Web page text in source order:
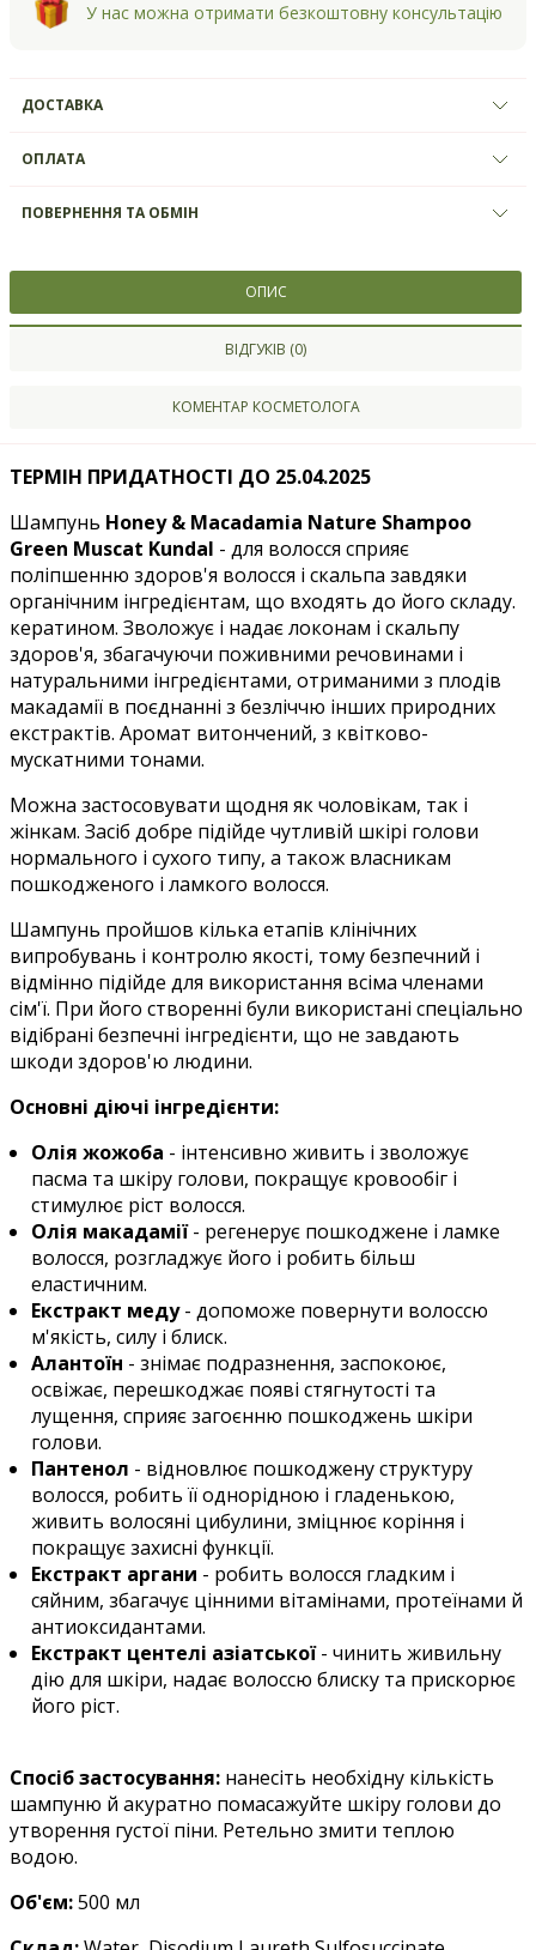
У нас можна отримати безкоштовну консультацію
ДОСТАВКА
ОПЛАТА
ПОВЕРНЕННЯ ТА ОБМІН
ОПИС
ВІДГУКІВ (0)
КОМЕНТАР КОСМЕТОЛОГА
ТЕРМІН ПРИДАТНОСТІ ДО 25.04.2025
Шампунь Honey & Macadamia Nature Shampoo
Green Muscat Kundal - для волосся сприяє
поліпшенню здоров'я волосся і скальпа завдяки
органічним інгредієнтам, що входять до його складу.
кератином. Зволожує і надає локонам і скальпу
здоров'я, збагачуючи поживними речовинами і
натуральними інгредієнтами, отриманими з плодів
макадамії в поєднанні з безліччю інших природних
екстрактів. Аромат витончений, з квітково-
мускатними тонами.
Можна застосовувати щодня як чоловікам, так і
жінкам. Засіб добре підійде чутливій шкірі голови
нормального і сухого типу, а також власникам
пошкодженого і ламкого волосся.
Шампунь пройшов кілька етапів клінічних
випробувань і контролю якості, тому безпечний і
відмінно підійде для використання всіма членами
сім'ї. При його створенні були використані спеціально
відібрані безпечні інгредієнти, що не завдають
шкоди здоров'ю людини.
Основні діючі інгредієнти:
Олія жожоба - інтенсивно живить і зволожує
пасма та шкіру голови, покращує кровообіг і
стимулює ріст волосся.
Олія макадамії- регенерує пошкоджене і ламке
волосся, розгладжує його і робить більш
еластичним.
Екстракт меду- допоможе повернути волоссю
м'якість, силу і блиск.
Алантоїн - знімає подразнення, заспокоює,
освіжає, перешкоджає появі стягнутості та
лущення, сприяє загоєнню пошкоджень шкіри
голови.
Пантенол - відновлює пошкоджену структуру
волосся, робить її однорідною і гладенькою,
живить волосяні цибулини, зміцнює коріння і
покращує захисні функції.
Екстракт аргани - робить волосся гладким і
сяйним, збагачує цінними вітамінами, протеїнами й
антиоксидантами.
Екстракт центелі азіатської- чинить живильну
дію для шкіри, надає волоссю блиску та прискорює
його ріст.
Спосіб застосування: нанесіть необхідну кількість
шампуню й акуратно помасажуйте шкіру голови до
утворення густої піни. Ретельно змити теплою
водою.
Об'єм:500 мл